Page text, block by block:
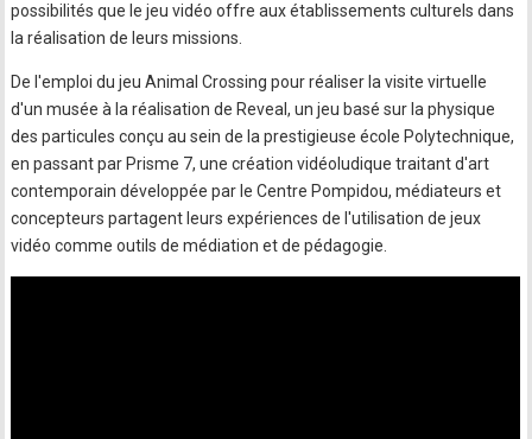
possibilités que le jeu vidéo offre aux établissements culturels dans
la réalisation de leurs missions.
De l'emploi du jeu Animal Crossing pour réaliser la visite virtuelle
d'un musée à la réalisation de Reveal, un jeu basé sur la physique
des particules conçu au sein de la prestigieuse école Polytechnique,
en passant par Prisme 7, une création vidéoludique traitant d'art
contemporain développée par le Centre Pompidou, médiateurs et
concepteurs partagent leurs expériences de l'utilisation de jeux
vidéo comme outils de médiation et de pédagogie.